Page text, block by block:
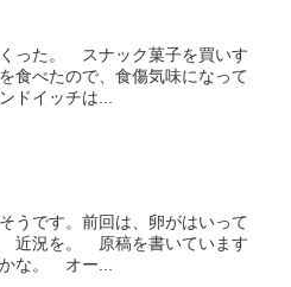
った。 スナック菓子を買いす
食べたので、食傷気味になって
イッチは...
うです。前回は、卵がはいって
近況を。 原稿を書いています
な。 オー...